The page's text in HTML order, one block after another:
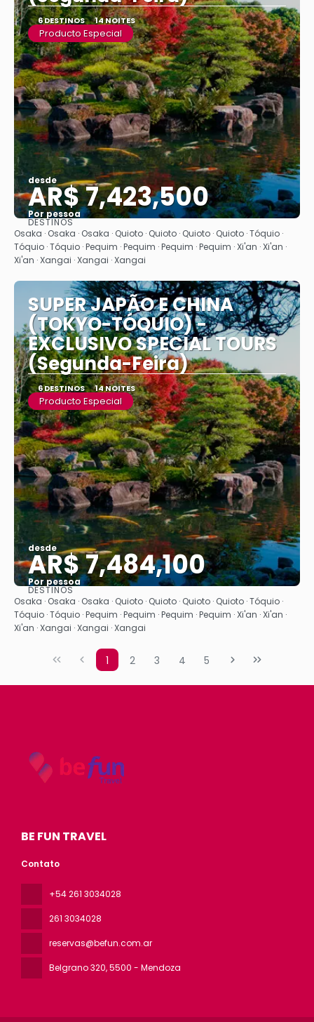
6 DESTINOS 14 NOITES
Producto Especial
desde
AR$ 7,423,500
Por pessoa
Vejo
DESTINOS
Osaka · Osaka · Osaka · Quioto · Quioto · Quioto · Quioto · Tóquio ·
Tóquio · Tóquio · Pequim · Pequim · Pequim · Pequim · Xi'an · Xi'an ·
Xi'an · Xangai · Xangai · Xangai
SUPER JAPÃO E CHINA
(TOKYO-TÓQUIO) -
EXCLUSIVO SPECIAL TOURS
(Segunda-Feira)
6 DESTINOS 14 NOITES
Producto Especial
desde
AR$ 7,484,100
Por pessoa
Vejo
DESTINOS
Osaka · Osaka · Osaka · Quioto · Quioto · Quioto · Quioto · Tóquio ·
Tóquio · Tóquio · Pequim · Pequim · Pequim · Pequim · Xi'an · Xi'an ·
Xi'an · Xangai · Xangai · Xangai
1 2 3 4 5
BE FUN TRAVEL
Contato
+54 261 3034028
261 3034028
reservas@befun.com.ar
Belgrano 320, 5500 - Mendoza